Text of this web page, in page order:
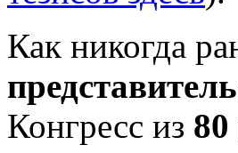
Как никогда
Конгресс из 80